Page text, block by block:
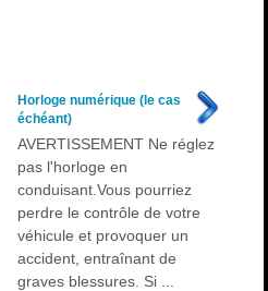
Horloge numérique (le cas
échéant)
AVERTISSEMENT Ne réglez
pas l'horloge en
conduisant.Vous pourriez
perdre le contrôle de votre
véhicule et provoquer un
accident, entraînant de
graves blessures. Si ...